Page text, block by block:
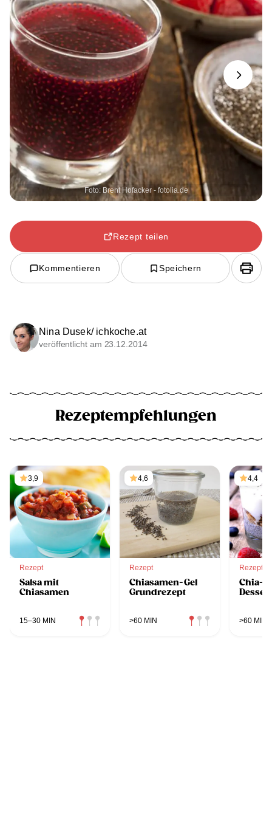
Foto: Brent Hofacker - fotolia.de
Next
Rezept teilen
Kommentieren Speichern
Nina Dusek/ ichkoche.at
veröffentlicht am 23.12.2014
Rezeptempfehlungen
3,9
Rezept
Salsa mit
Chiasamen
15–30 MIN
4,6
Rezept
Chiasamen-Gel
Grundrezept
>60 MIN
4,4
Rezept
Chia-
Dessert
>60 MIN